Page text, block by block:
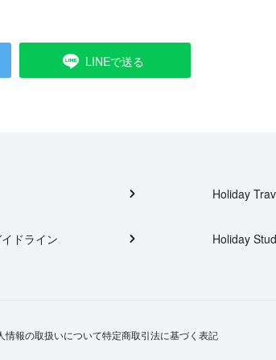
LINEで送る
ドライン
Holiday
Holiday
情報の取扱いについて特定商取引法に基づく表記